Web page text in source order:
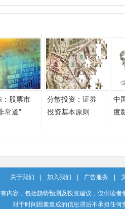
：股票市
常道”
分散投资：证券
投资基本原则
中
度
关于我们 加入我们 广告服务
内容，包括趋势预测及投资建议，仅供读
对于时间因素造成的信息滞后不承担任